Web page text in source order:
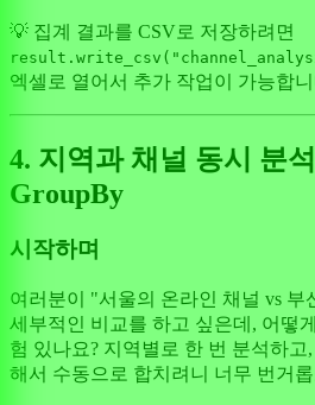
💡 집계 결과를 CSV로 저장하려면
엑셀로 열어서 추가 작업이 가능합
4. 지역과 채널 동시 분
GroupBy
시작하며
여러분이 "서울의 온라인 채널 vs 부
세부적인 비교를 하고 싶은데, 어떻
험 있나요? 지역별로 한 번 분석하고
해서 수동으로 합치려니 너무 번거